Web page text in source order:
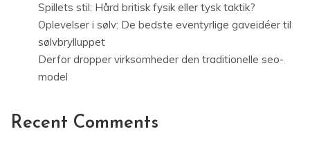
Spillets stil: Hård britisk fysik eller tysk taktik?
Oplevelser i sølv: De bedste eventyrlige gaveidéer til
sølvbrylluppet
Derfor dropper virksomheder den traditionelle seo-
model
Recent Comments